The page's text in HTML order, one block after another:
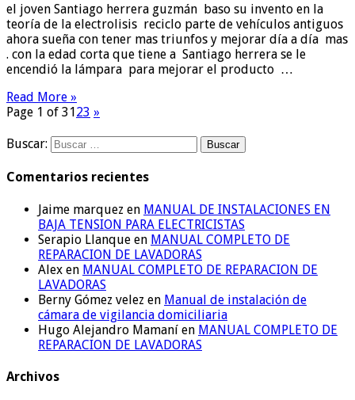
el joven Santiago herrera guzmán baso su invento en la
teoría de la electrolisis reciclo parte de vehículos antiguos
ahora sueña con tener mas triunfos y mejorar día a día mas
. con la edad corta que tiene a Santiago herrera se le
encendió la lámpara para mejorar el producto …
Read More »
Page 1 of 3123 »
Buscar:
Comentarios recientes
Jaime marquez en MANUAL DE INSTALACIONES EN
BAJA TENSION PARA ELECTRICISTAS
Serapio Llanque en MANUAL COMPLETO DE
REPARACION DE LAVADORAS
Alex en MANUAL COMPLETO DE REPARACION DE
LAVADORAS
Berny Gómez velez en Manual de instalación de
cámara de vigilancia domiciliaria
Hugo Alejandro Mamaní en MANUAL COMPLETO DE
REPARACION DE LAVADORAS
Archivos